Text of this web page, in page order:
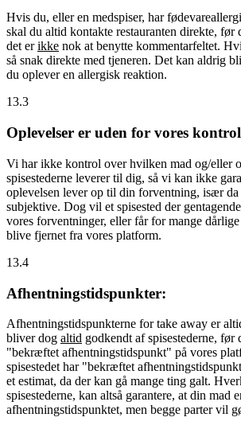
Hvis du, eller en medspiser, har
skal du altid kontakte restauranten direkte, før
det erikke nok at benytte kommentarfeltet.
så snak direkte med tjeneren. Det kan aldrig
du oplever en allergisk reaktion.
13.3
Oplevelser er uden for vores
Vi har ikke kontrol over hvilken mad og/eller
spisestederne leverer til dig, så vi kan ikke
oplevelsen lever op til din forventning, især da
subjektive. Dog vil et spisested der
vores forventninger, eller får for mange
blive fjernet fra vores platform.
13.4
Afhentningstidspunkter:
Afhentningstidspunkterne for take away er
bliver dog altid godkendt af spisestederne, før
"bekræftet afhentningstidspunkt" på vores
spisestedet har "bekræftet
et estimat, da der kan gå mange ting galt.
spisestederne, kan altså garantere, at din mad
afhentningstidspunktet, men begge parter vil